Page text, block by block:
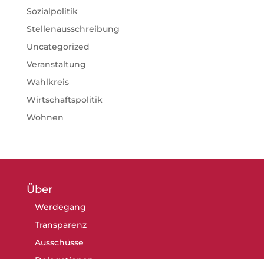
Sozialpolitik
Stellenausschreibung
Uncategorized
Veranstaltung
Wahlkreis
Wirtschaftspolitik
Wohnen
Über
Werdegang
Transparenz
Ausschüsse